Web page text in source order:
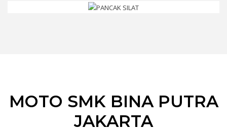
MOTO SMK BINA PUTRA
JAKARTA